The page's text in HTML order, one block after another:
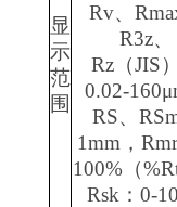
显
示
范
围
Rv、
R3z、
Rz（JIS
0.02-
RS、
1mm，
100%（
Rsk：0-